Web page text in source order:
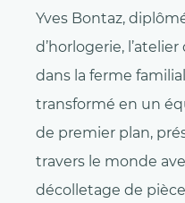
Yves Bontaz,
d’horlogerie,
dans la ferme
transformé en un
de premier plan,
travers le monde
décolletage de